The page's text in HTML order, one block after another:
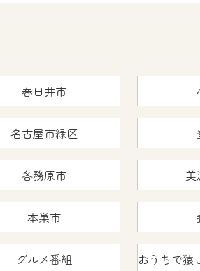
春日井市
名古屋市緑区
各務原市 美
本巣市
グルメ番組